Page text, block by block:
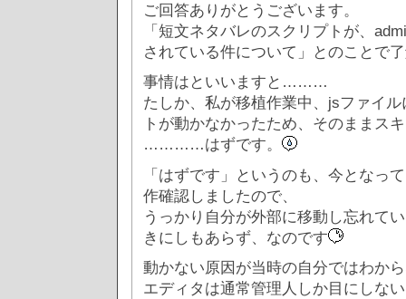
ご回答ありがとうございます。
「短文ネタバレのスクリプトが、
されている件について」とのことで
事情はといいますと………
たしか、私が移植作業中、jsファイ
トが動かなかったため、そのままス
…………はずです。
「はずです」というのも、今となっ
作確認しましたので、
うっかり自分が外部に移動し忘れて
きにしもあらず、なのです
動かない原因が当時の自分ではわか
エディタは通常管理人しか目にしな